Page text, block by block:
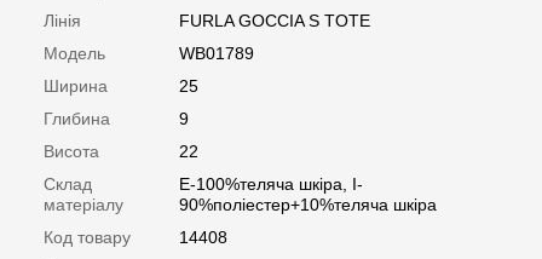
Лінія
FURLA GOCCIA S TOTE
Модель
WB01789
Ширина
25
Глибина
9
Висота
22
Склад
матеріалу
E-100%теляча шкіра, I-
90%поліестер+10%теляча шкіра
Код товару
14408